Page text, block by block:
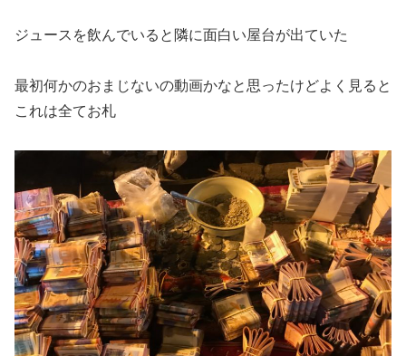
ジュースを飲んでいると隣に面白い屋台が出ていた
最初何かのおまじないの動画かなと思ったけどよく見ると
これは全てお札